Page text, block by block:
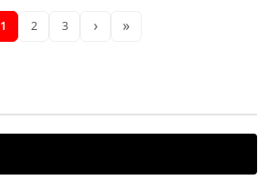
1 2 3 › »